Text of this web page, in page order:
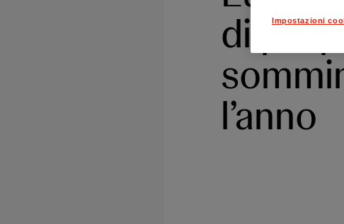
di
l’anno
Impostazioni